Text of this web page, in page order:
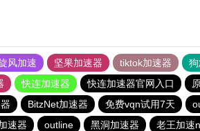
风加速 坚果加速器 tiktok加速器
快连加速器 快连加速器官网入口
BitzNet加速器 免费vqn试用7天
速器 outline 黑洞加速器 老王加速